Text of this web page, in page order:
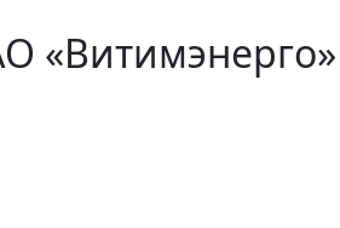
«Витимэнерго»